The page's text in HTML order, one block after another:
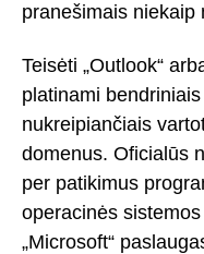
pranešimais niekaip
Teisėti „Outlook“
platinami
nukreipiančiais
domenus. Oficialūs
per patikimus
operacinės
„Microsoft“